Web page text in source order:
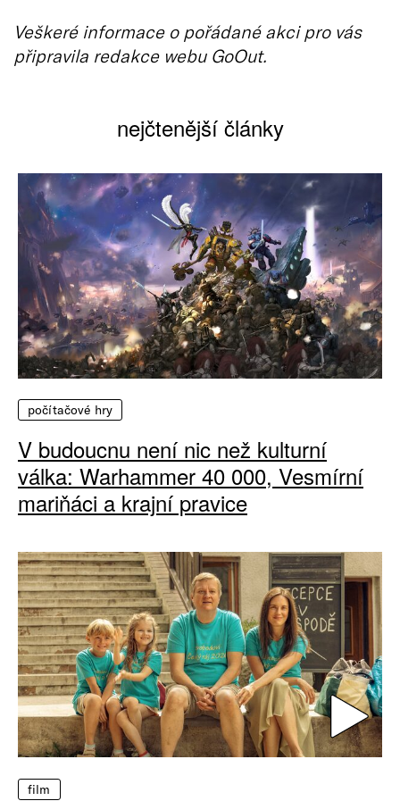
Veškeré informace o pořádané akci pro vás
připravila redakce webu GoOut.
nejčtenější články
počítačové hry
V budoucnu není nic než kulturní
válka: Warhammer 40 000, Vesmírní
mariňáci a krajní pravice
film